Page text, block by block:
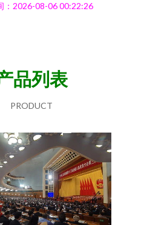
：2026-08-06 00:22:26
品列表
PRODUCT